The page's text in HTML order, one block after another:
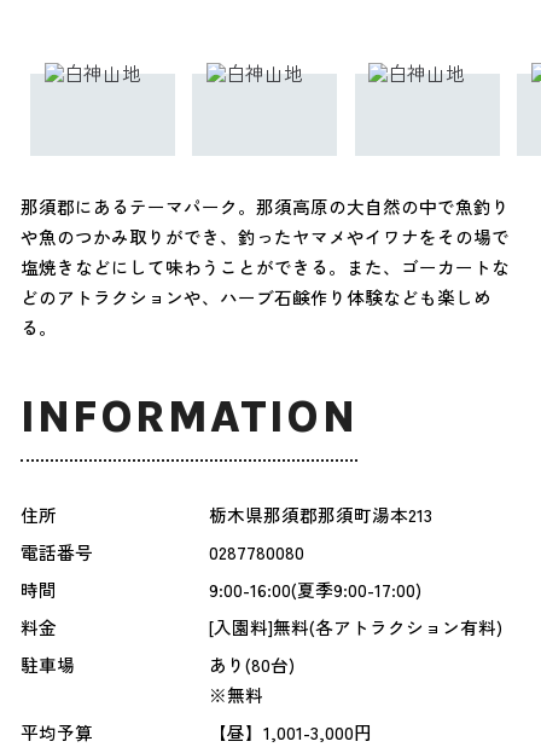
那須郡にあるテーマパーク。那須高原の大自然の中で魚釣り
や魚のつかみ取りができ、釣ったヤマメやイワナをその場で
塩焼きなどにして味わうことができる。また、ゴーカートな
どのアトラクションや、ハーブ石鹸作り体験なども楽しめ
る。
INFORMATION
住所
栃木県那須郡那須町湯本213
電話番号
0287780080
時間
9:00-16:00(夏季9:00-17:00)
料金
[入園料]無料(各アトラクション有料)
駐車場
あり(80台)
※無料
平均予算
【昼】1,001-3,000円